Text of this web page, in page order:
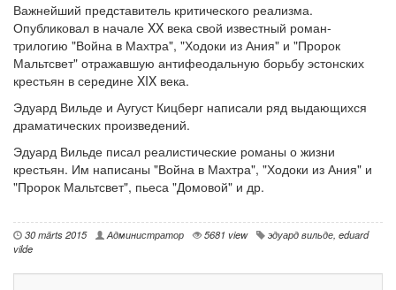
Важнейший представитель критического реализма.
Опубликовал в начале XX века свой известный роман-
трилогию "Война в Махтра", "Ходоки из Ания" и "Пророк
Мальтсвет" отражавшую антифеодальную борьбу эстонских
крестьян в середине XIX века.
Эдуард Вильде и Аугуст Кицберг написали ряд выдающихся
драматических произведений.
Эдуард Вильде писал реалистические романы о жизни
крестьян. Им написаны "Война в Махтра", "Ходоки из Ания" и
"Пророк Мальтсвет", пьеса "Домовой" и др.
30 märts 2015 Администратор 5681 view эдуард вильде, eduard
vilde